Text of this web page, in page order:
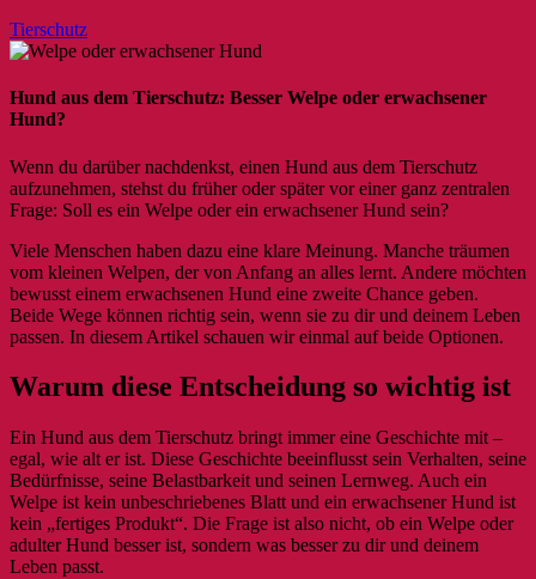
Tierschutz
Hund aus dem Tierschutz: Besser Welpe oder erwachsener
Hund?
Wenn du darüber nachdenkst, einen Hund aus dem Tierschutz
aufzunehmen, stehst du früher oder später vor einer ganz zentralen
Frage: Soll es ein Welpe oder ein erwachsener Hund sein?
Viele Menschen haben dazu eine klare Meinung. Manche träumen
vom kleinen Welpen, der von Anfang an alles lernt. Andere möchten
bewusst einem erwachsenen Hund eine zweite Chance geben.
Beide Wege können richtig sein, wenn sie zu dir und deinem Leben
passen. In diesem Artikel schauen wir einmal auf beide Optionen.
Warum diese Entscheidung so wichtig ist
Ein Hund aus dem Tierschutz bringt immer eine Geschichte mit –
egal, wie alt er ist. Diese Geschichte beeinflusst sein Verhalten, seine
Bedürfnisse, seine Belastbarkeit und seinen Lernweg. Auch ein
Welpe ist kein unbeschriebenes Blatt und ein erwachsener Hund ist
kein „fertiges Produkt“. Die Frage ist also nicht, ob ein Welpe oder
adulter Hund besser ist, sondern was besser zu dir und deinem
Leben passt.